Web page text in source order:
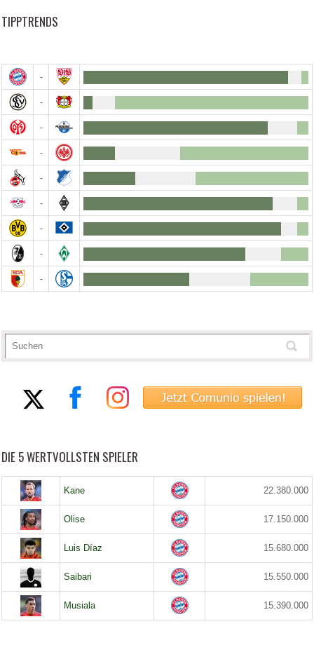
TIPPTRENDS
-
-
-
-
-
-
-
-
-
DIE 5 WERTVOLLSTEN SPIELER
Kane 22.380.000
Olise 17.150.000
Luis Díaz 15.680.000
Saibari 15.550.000
Musiala 15.390.000